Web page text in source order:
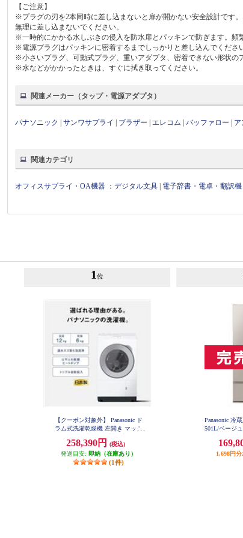
【ご注意】
※プラグの刃を2本同時に差し込まないと扉が開かない安全設計です
無理に差し込まないでください。
※一時的にかかる水しぶきの侵入を防水扉とパッキンで防ぎます。頻
※電源プラグはパッキンに密着するまでしっかりと差し込んでくださ
※小さいプラグ、可動式プラグ、重いアダプタ、密着できない形状の
※水などがかかったときは、すぐに拭き取ってください。
関連メーカー（タップ・電源アダプタ）
パナソニック |サンワサプライ ブラザー エレコム |バッファロー ア
関連カテゴリ
オフィスサプライ・OA機器 ：デジタル文具 電子辞書・電卓・翻訳機
1 位
【クーポン対象外】 Panasonic ド
ラム式洗濯乾燥機 左開き マット
LX127EL-W
258,390円
(税込)
発送目安: 即納（在庫あり）
(1件)
Panasonic 冷
501L/ベージ
1,698円